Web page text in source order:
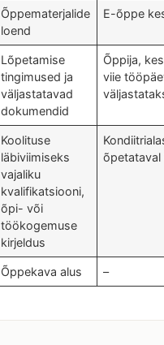
Õppematerjalide
loend
E-õppe
Lõpetamise
tingimused ja
väljastatavad
dokumendid
Õppija,
viie
Koolituse
läbiviimiseks
vajaliku
kvalifikatsiooni,
õpi- või
töökogemuse
kirjeldus
õpetataval
Õppekava alus –